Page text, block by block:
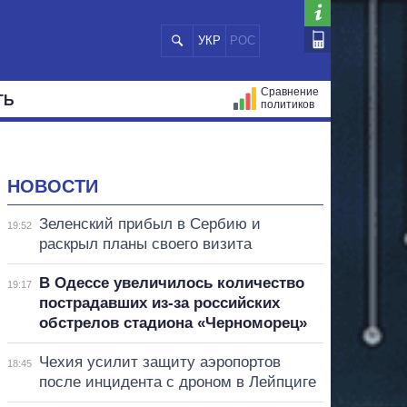
УКР РОС
Сравнение
политиков
НОВОСТИ
19:52
Зеленский прибыл в Сербию и
раскрыл планы своего визита
19:17
В Одессе увеличилось количество
пострадавших из-за российских
обстрелов стадиона «Черноморец»
18:45
Чехия усилит защиту аэропортов
после инцидента с дроном в Лейпциге